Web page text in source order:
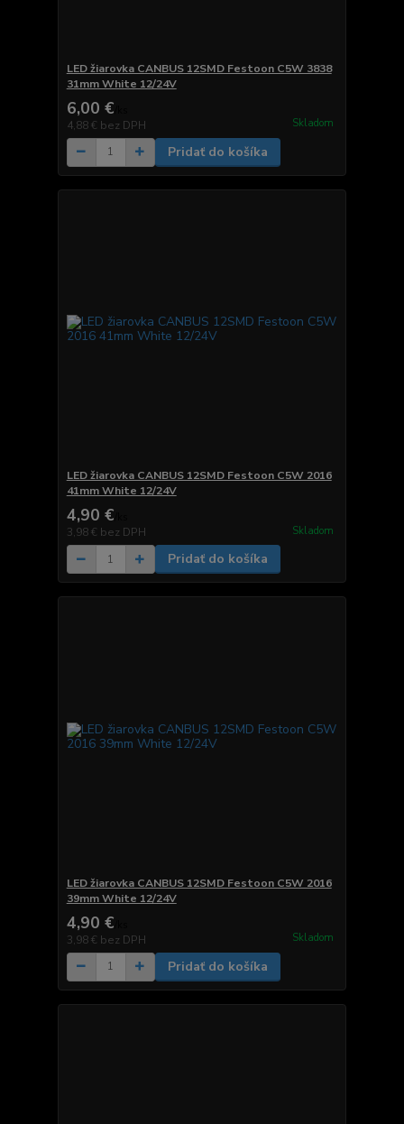
LED žiarovka CANBUS 12SMD Festoon C5W 3838
31mm White 12/24V
6,00 €
4,88 € bez DPH Skladom
Pridať do košíka
LED žiarovka CANBUS 12SMD Festoon C5W 2016
41mm White 12/24V
4,90 €
3,98 € bez DPH Skladom
Pridať do košíka
LED žiarovka CANBUS 12SMD Festoon C5W 2016
39mm White 12/24V
4,90 €
3,98 € bez DPH Skladom
Pridať do košíka